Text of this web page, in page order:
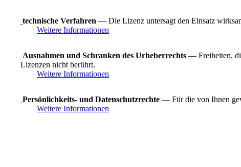
technische Verfahren — Die Lizenz untersagt den Einsatz
Weitere Informationen
Ausnahmen und Schranken des Urheberrechts — Freiheiten,
Lizenzen nicht berührt.
Weitere Informationen
Persönlichkeits- und Datenschutzrechte — Für die von Ihnen
Weitere Informationen